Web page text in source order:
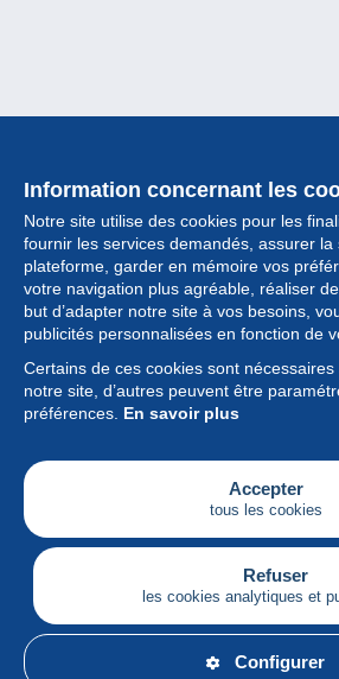
Information concernant les
Notre site utilise des cookies pour les
fournir les services demandés, assurer
plateforme, garder en mémoire vos
votre navigation plus agréable, réaliser
but d’adapter notre site à vos besoins,
publicités personnalisées en fonction de
Certains de ces cookies sont
notre site, d’autres peuvent être
préférences. En savoir plus
Accepter
tous les cookies
Refuser
les cookies analytiques et
Configurer
Collection
Actualités
Fonctionnalités
Société
Services
Articles